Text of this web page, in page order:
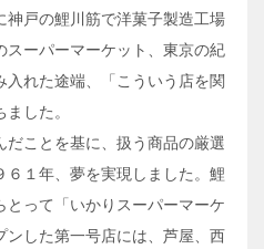
神戸の鯉川筋で洋菓子製造工場
スーパーマーケット、東京の紀
入れた途端、「こういう店を関
した。
ことを基に、扱う商品の厳選
６１年、夢を実現しました。鯉
とって「いかりスーパーマーケ
ンした第一号店には、芦屋、西